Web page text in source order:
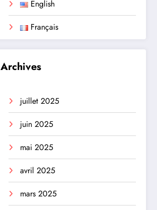
English
Français
Archives
juillet 2025
juin 2025
mai 2025
avril 2025
mars 2025